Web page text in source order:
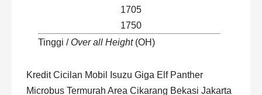
1705
1750
Tinggi / Over all Height(OH)
1985
2250
Kredit Cicilan Mobil Isuzu Giga Elf Panther
Microbus Termurah Area Cikarang Bekasi Jakarta